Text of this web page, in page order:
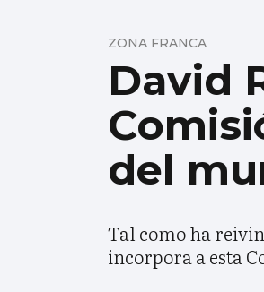
David
del
ZONA FRANCA
Tal como ha
incorpora a esta